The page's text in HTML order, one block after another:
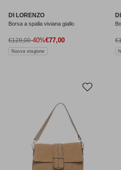
DI LORENZO
Borsa a spalla viviana giallo
Prezzo di vendita
€77,00
Prezzo normale
€129,00-40%
Nuova stagione